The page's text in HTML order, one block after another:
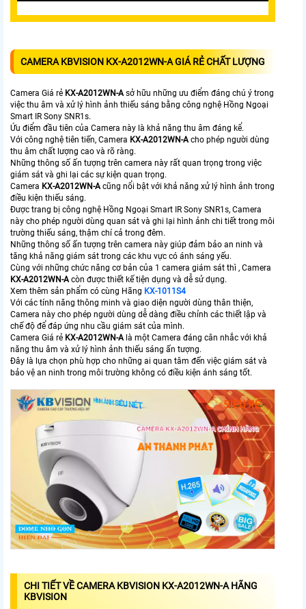
CAMERA KBVISION KX-A2012WN-A GIÁ RẺ CHẤT LƯỢNG
Camera Giá rẻ KX-A2012WN-Asở hữu những ưu điểm đáng chú ý trong
việc thu âm và xử lý hình ảnh thiếu sáng bằng công nghệ Hồng Ngoại
Smart IR Sony SNR1s.
Ứu điểm đầu tiên của Camera này là khả năng thu âm đáng kể.
Với công nghệ tiên tiến, Camera KX-A2012WN-Acho phép người dùng
thu âm chất lượng cao và rõ ràng.
Những thông số ấn tượng trên camera này rất quan trọng trong việc
giám sát và ghi lại các sự kiện quan trọng.
Camera KX-A2012WN-Acũng nổi bật với khả năng xử lý hình ảnh trong
điều kiện thiếu sáng.
Được trang bị công nghệ Hồng Ngoại Smart IR Sony SNR1s, Camera
này cho phép người dùng quan sát và ghi lại hình ảnh chi tiết trong môi
trường thiếu sáng, thậm chí cả trong đêm.
Những thông số ấn tượng trên camera này giúp đảm bảo an ninh và
tăng khả năng giám sát trong các khu vực có ánh sáng yếu.
Cùng với những chức năng cơ bản của 1 camera giám sát thì , Camera
KX-A2012WN-Acòn được thiết kế tiện dụng và dễ sử dụng.
Xem thêm sản phẩm có cùng Hãng KX-1011S4
Với các tính năng thông minh và giao diện người dùng thân thiện,
Camera này cho phép người dùng dễ dàng điều chỉnh các thiết lập và
chế độ để đáp ứng nhu cầu giám sát của mình.
Camera Giá rẻ KX-A2012WN-Alà một Camera đáng cân nhắc với khả
năng thu âm và xử lý hình ảnh thiếu sáng ấn tượng.
Đây là lựa chọn phù hợp cho những ai quan tâm đến việc giám sát và
bảo vệ an ninh trong môi trường không có điều kiện ánh sáng tốt.
CHI TIẾT VỀ CAMERA KBVISION KX-A2012WN-A HÃNG
KBVISION